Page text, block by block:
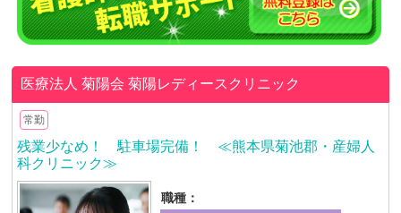
医療法人 菊陽会菊陽レディースクリニック
常勤
残業少なめ！ 駐車場完備！ ≪熊本県菊池郡・産婦人
科クリニック≫
職種：